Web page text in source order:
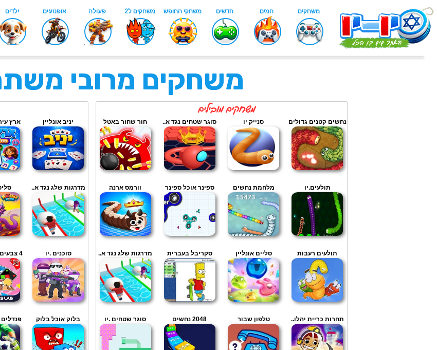
משחקים מרובי
נחשים קטנים גדולים סנייק יו סוגר שטחים נגד א.. חור שחור באטל
תולעים.יו מלחמת נחשים ספינר אוכל ספינר וורמס ארנה
תולעים רעבות סליים אונליין סקריבל בעברית מדרגות שלג נגד א..
תחרות כריית יהלו.. טלפון שבור 2048 נחשים סוגר שטחים .יו
יניב אונליין ארץ
מדרגות שלג נגד א..
סוכנים .יו 4 צבעים מולטיפלייר
בלוק אוכל בלוק פנדלים